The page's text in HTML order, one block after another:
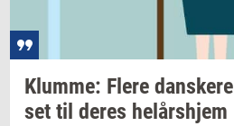
Klum­me: Flere dan­ske­re
set til deres helårs­hjem